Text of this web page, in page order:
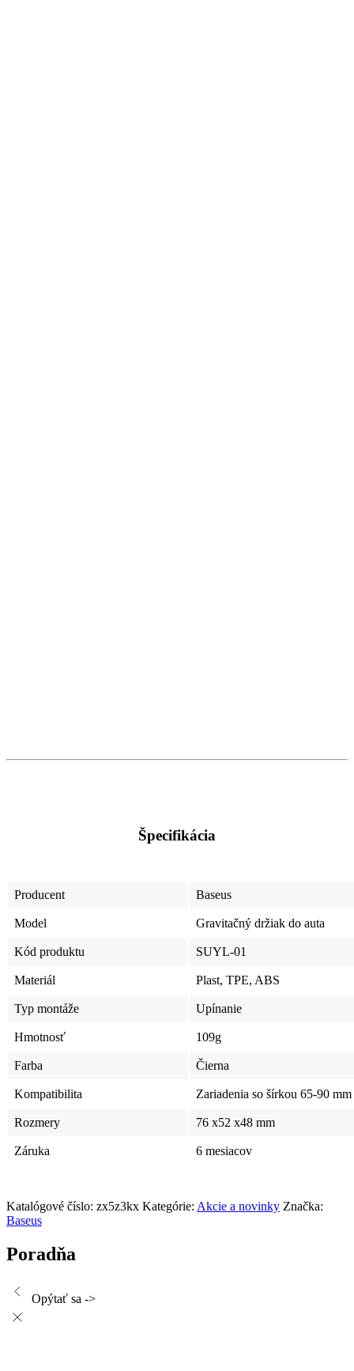
Špecifikácia
Producent Baseus
Model Gravitačný držiak do auta
Kód produktu SUYL-01
Materiál Plast, TPE, ABS
Typ montáže Upínanie
Hmotnosť 109g
Farba Čierna
Kompatibilita Zariadenia so šírkou 65-90 mm
Rozmery 76 x52 x48 mm
Záruka 6 mesiacov
Katalógové číslo: zx5z3kx Kategórie: Akcie a novinky Značka:
Baseus
Poradňa
Opýtať sa ->